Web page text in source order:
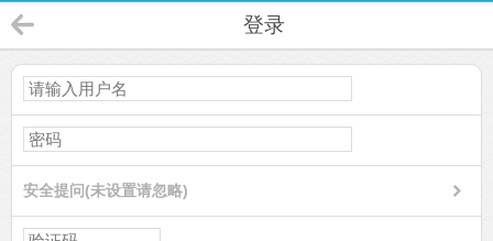
登录
安全提问(未设置请忽略)